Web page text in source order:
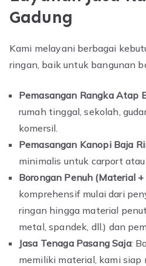
Gadung
Kami melayani berbagai
ringan, baik untuk bangunan
Pemasangan Rangka Atap
rumah tinggal, sekolah,
komersil.
Pemasangan Kanopi Baja
minimalis untuk carport atau
Borongan Penuh (Material +
komprehensif mulai dari
ringan hingga material
metal, spandek, dll.) dan
Jasa Tenaga Pasang Saja:
memiliki material, kami